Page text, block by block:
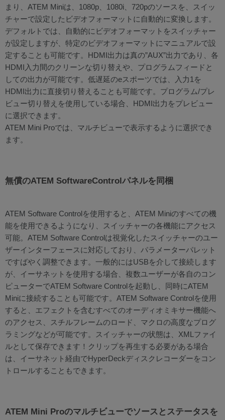
まり、ATEM Miniは、1080p、1080i、720pのソースを、スイッ
チャーで設定したビデオフォーマットに自動的に変換します。
デフォルトでは、自動的にビデオフォーマットをスイッチャー
が設定しますが、特定のビデオフォーマットにマニュアルで設
定することも可能です。HDMI出力は真の”AUX”出力であり、各
HDMI入力間のクリーンな切り替えや、プログラムフィードと
しての出力が可能です。低遅延のeスポーツでは、入力1を
HDMI出力に直接切り替えることも可能です。プログラム/プレ
ビュー切り替えを使用している場合、HDMI出力をプレビュー
に選択できます。
ATEM Mini Proでは、マルチビューで表示するように選択でき
ます。
無償のATEM SoftwareControlパネルを同梱
ATEM Software Controlを使用すると、ATEM Miniのすべての機
能を使用できるようになり、スイッチャーの各機能にアクセス
可能。ATEM Software Controlは視覚化したスイッチャーのユー
ザーインターフェースに対応しており、パラメーターパレット
ですばやく調整できます。一般的にはUSBを介して接続します
が、イーサネットを使用する場合、複数ユーザーが各自のコン
ピューターでATEM Software Controlを起動し、同時にATEM
Miniに接続することも可能です。ATEM Software Controlを使用
すると、エフェクトを含むすべてのオーディオミキサー機能へ
のアクセス、スチルフレームのロード、マクロの高度なプログ
ラミングなどが可能です。スイッチャーの状態は、XMLファイ
ルとして保存できます！クリップを再生する必要がある場合
は、イーサネット経由でHyperDeckディスクレコーダーをコン
トロールすることもできます。
ATEM Mini Proのマルチビューでソースとステータスを